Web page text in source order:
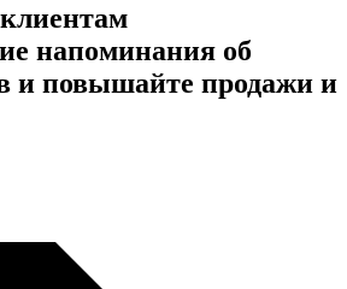
напоминания об
и повышайте продажи и